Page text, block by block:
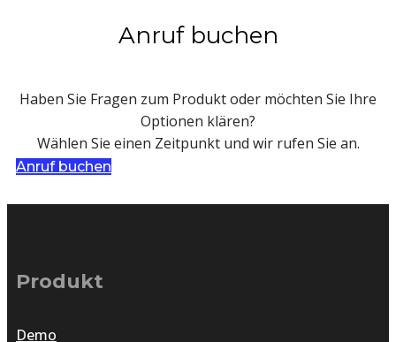
Anruf buchen
Haben Sie Fragen zum Produkt oder möchten Sie Ihre
Optionen klären?
Wählen Sie einen Zeitpunkt und wir rufen Sie an.
Anruf buchen
Produkt
Demo